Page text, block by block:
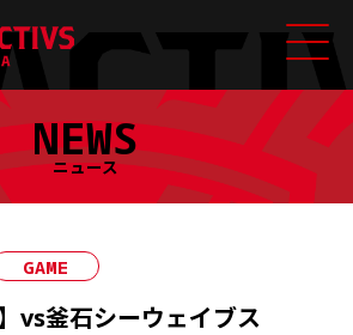
NEWS
ニュース
GAME
vs釜石シーウェイブス